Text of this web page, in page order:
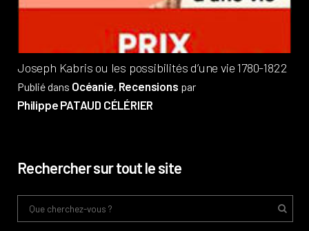
Joseph Kabris ou les possibilités d’une vie 1780-1822
Publié dans Océanie, Recensions par
Philippe PATAUD CÉLÉRIER
Rechercher sur tout le site